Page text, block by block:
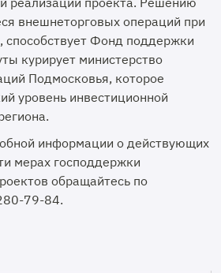
внешнеторговых операций при
способствует Фонд поддержки
курирует министерство
Подмосковья, которое
уровень инвестиционной
информации о действующих
мерах господдержки
обращайтесь по
79-84.